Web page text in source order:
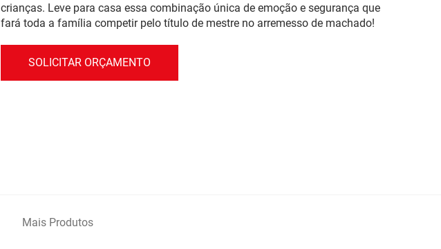
crianças. Leve para casa essa combinação única de emoção e segurança que
fará toda a família competir pelo título de mestre no arremesso de machado!
SOLICITAR ORÇAMENTO
Mais Produtos